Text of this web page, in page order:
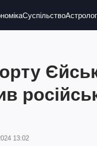
Суспільство
13:02